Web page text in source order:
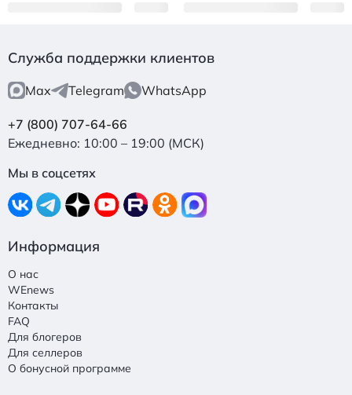
Служба поддержки клиентов
Max Telegram WhatsApp
+7 (800) 707-64-66
Ежедневно: 10:00 – 19:00 (МСК)
Мы в соцсетях
Информация
О нас
WEnews
Контакты
FAQ
Для блогеров
Для селлеров
О бонусной программе